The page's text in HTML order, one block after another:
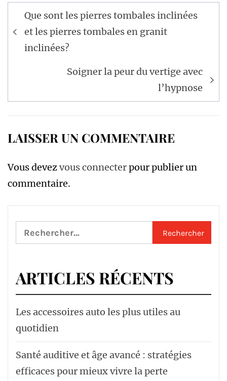
Navigation
de
l’article
Que sont les pierres tombales inclinées
et les pierres tombales en granit
inclinées?
Soigner la peur du vertige avec
l’hypnose
LAISSER UN COMMENTAIRE
Vous devezvous connecterpour publier un
commentaire.
Rechercher :
ARTICLES RÉCENTS
Les accessoires auto les plus utiles au
quotidien
Santé auditive et âge avancé : stratégies
efficaces pour mieux vivre la perte